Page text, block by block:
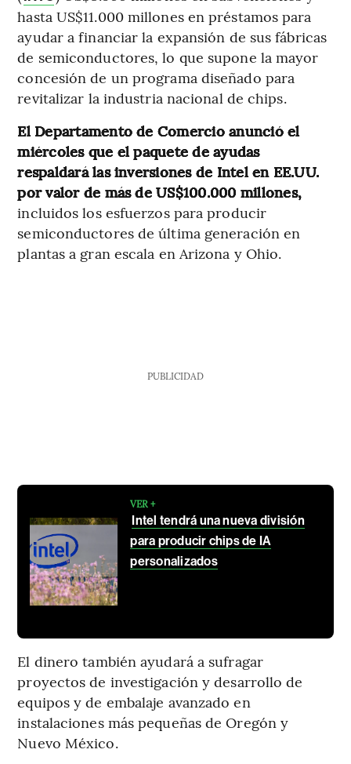
hasta US$11.000 millones en préstamos para
ayudar a financiar la expansión de sus fábricas
de semiconductores, lo que supone la mayor
concesión de un programa diseñado para
revitalizar la industria nacional de chips.
El Departamento de Comercio anunció el
miércoles que el paquete de ayudas
respaldará las inversiones de Intel en EE.UU.
por valor de más de US$100.000 millones,
incluidos los esfuerzos para producir
semiconductores de última generación en
plantas a gran escala en Arizona y Ohio.
PUBLICIDAD
VER +
Intel tendrá una nueva división
para producir chips de IA
personalizados
El dinero también ayudará a sufragar
proyectos de investigación y desarrollo de
equipos y de embalaje avanzado en
instalaciones más pequeñas de Oregón y
Nuevo México.